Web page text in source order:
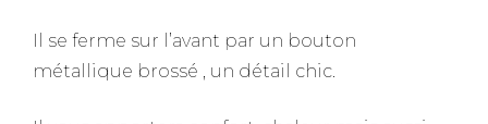
Il se ferme sur l’avant par un bouton
métallique brossé , un détail chic.